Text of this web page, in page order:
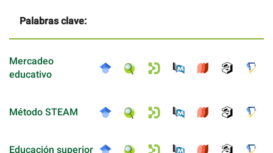
Palabras clave:
Mercadeo
educativo
Método STEAM
Educación superior